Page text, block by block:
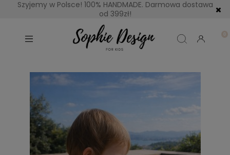
Szyjemy w Polsce! 100% HANDMADE. Darmowa dostawa
od 399zł!